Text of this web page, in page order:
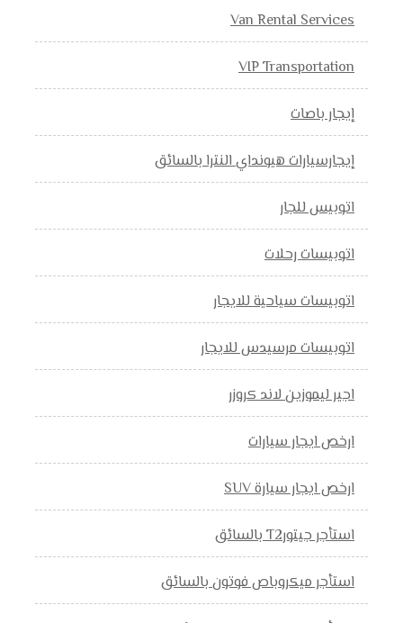
Van Rental Services
VIP Transportation
إيجار باصات
إيجارسيارات هيونداي النترا بالسائق
اتوبيس للجار
اتوبيسات رحلات
اتوبيسات سياحية للايجار
اتوبيسات مرسيدس للايجار
اجير ليموزين لاند كروزر
ارخص ايجار سيارات
ارخص ايجار سيارة SUV
استأجر جيتورT2 بالسائق
استأجر ميكروباص فوتون بالسائق